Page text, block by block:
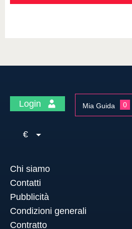
Login Mia Guida 0
€
Chi siamo
Contatti
Pubblicità
Condizioni generali
Contratto